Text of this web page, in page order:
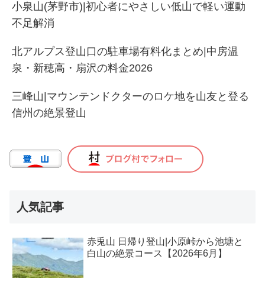
小泉山(茅野市)|初心者にやさしい低山で軽い運動
不足解消
北アルプス登山口の駐車場有料化まとめ|中房温
泉・新穂高・扇沢の料金2026
三峰山|マウンテンドクターのロケ地を山友と登る
信州の絶景登山
人気記事
赤兎山 日帰り登山|小原峠から池塘と
白山の絶景コース【2026年6月】